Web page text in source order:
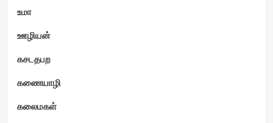
உமா
ஊழியன்
கசடதபற
கணையாழி
கலைமகள்